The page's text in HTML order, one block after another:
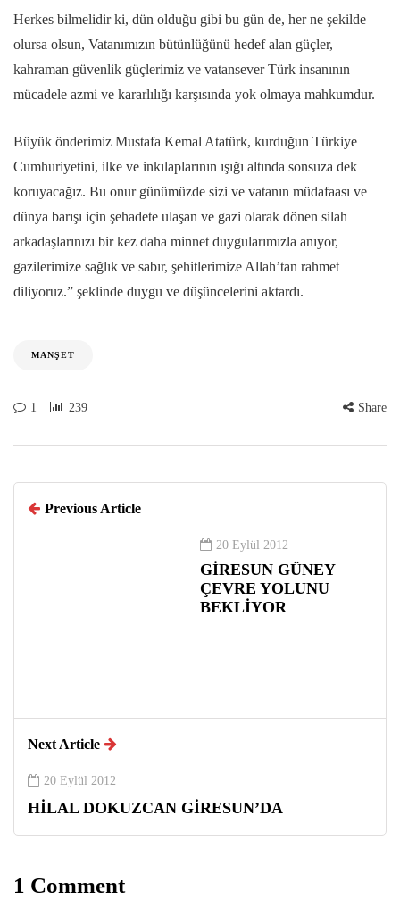
Herkes bilmelidir ki, dün olduğu gibi bu gün de, her ne şekilde
olursa olsun, Vatanımızın bütünlüğünü hedef alan güçler,
kahraman güvenlik güçlerimiz ve vatansever Türk insanının
mücadele azmi ve kararlılığı karşısında yok olmaya mahkumdur.
Büyük önderimiz Mustafa Kemal Atatürk, kurduğun Türkiye
Cumhuriyetini, ilke ve inkılaplarının ışığı altında sonsuza dek
koruyacağız. Bu onur günümüzde sizi ve vatanın müdafaası ve
dünya barışı için şehadete ulaşan ve gazi olarak dönen silah
arkadaşlarınızı bir kez daha minnet duygularımızla anıyor,
gazilerimize sağlık ve sabır, şehitlerimize Allah’tan rahmet
diliyoruz.” şeklinde duygu ve düşüncelerini aktardı.
MANŞET
1 239 Share
Previous Article
20 Eylül 2012
GİRESUN GÜNEY
ÇEVRE YOLUNU
BEKLİYOR
Next Article
20 Eylül 2012
HİLAL DOKUZCAN GİRESUN’DA
1 Comment